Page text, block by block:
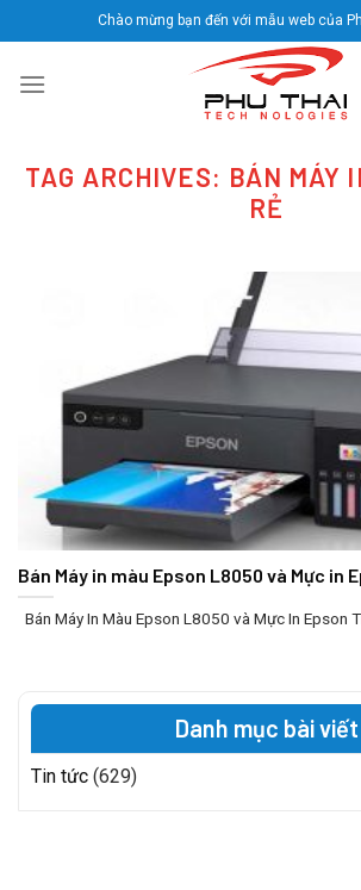
to
content
Chào mừng bạn đến với mẫu web của
TAG ARCHIVES: BÁN MÁY
RẺ
Danh mục bài viết
Tin tức (629)
Bán Máy in màu Epson L8050 và Mực in
Bán Máy In Màu Epson L8050 và Mực In Epson